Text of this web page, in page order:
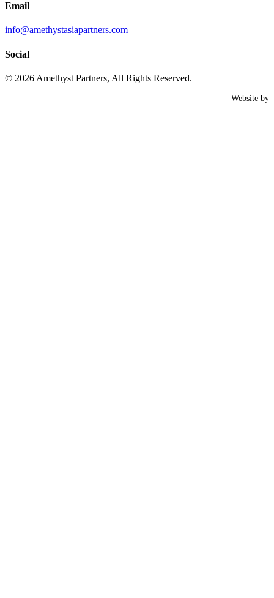
Email
info@amethystasiapartners.com
Social
© 2026 Amethyst Partners, All Rights Reserved.
Website by